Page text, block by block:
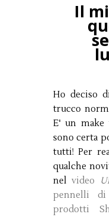
Il
Ho deciso
trucco
E' un make
sono certa
tutti! Per
qualche
nelvideo
pennelli di
prodotti